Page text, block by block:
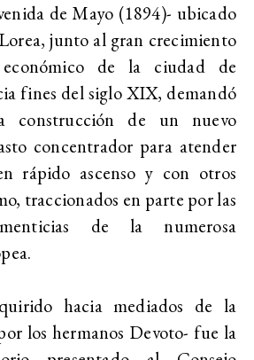
de Mayo (1894)- ubicado
junto al gran crecimiento
de la ciudad de
fines del siglo XIX, demandó
construcción de un nuevo
concentrador para atender
rápido ascenso y con otros
traccionados en parte por las
de la numerosa
hacia mediados de la
los hermanos Devoto- fue la